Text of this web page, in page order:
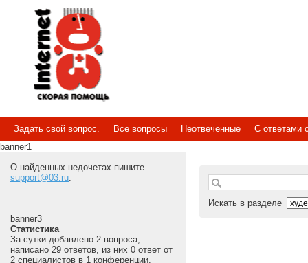
Internet
Скорая помощь
Задать свой вопрос. Все вопросы Неотвеченные
С ответами
banner1
О найденных недочетах пишите
support@03.ru.
banner3
Статистика
За сутки добавлено 2 вопроса,
написано 29 ответов, из них 0 ответ от
2 специалистов в 1 конференции.
Искать в разделе